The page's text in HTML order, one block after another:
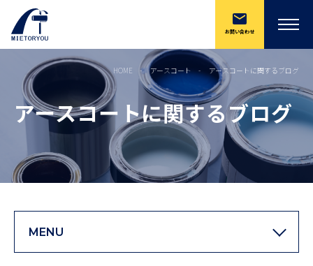
お問い合わせ
HOME アースコート アースコートに関するブログ
アースコートに関するブログ
MENU